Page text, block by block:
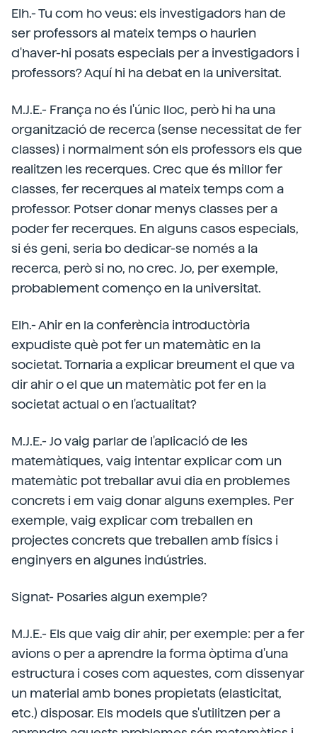
Elh.- Tu com ho veus: els investigadors han de
ser professors al mateix temps o haurien
d'haver-hi posats especials per a investigadors i
professors? Aquí hi ha debat en la universitat.
M.J.E.- França no és l'únic lloc, però hi ha una
organització de recerca (sense necessitat de fer
classes) i normalment són els professors els que
realitzen les recerques. Crec que és millor fer
classes, fer recerques al mateix temps com a
professor. Potser donar menys classes per a
poder fer recerques. En alguns casos especials,
si és geni, seria bo dedicar-se només a la
recerca, però si no, no crec. Jo, per exemple,
probablement començo en la universitat.
Elh.- Ahir en la conferència introductòria
expudiste què pot fer un matemàtic en la
societat. Tornaria a explicar breument el que va
dir ahir o el que un matemàtic pot fer en la
societat actual o en l'actualitat?
M.J.E.- Jo vaig parlar de l'aplicació de les
matemàtiques, vaig intentar explicar com un
matemàtic pot treballar avui dia en problemes
concrets i em vaig donar alguns exemples. Per
exemple, vaig explicar com treballen en
projectes concrets que treballen amb físics i
enginyers en algunes indústries.
Signat- Posaries algun exemple?
M.J.E.- Els que vaig dir ahir, per exemple: per a fer
avions o per a aprendre la forma òptima d'una
estructura i coses com aquestes, com dissenyar
un material amb bones propietats (elasticitat,
etc.) disposar. Els models que s'utilitzen per a